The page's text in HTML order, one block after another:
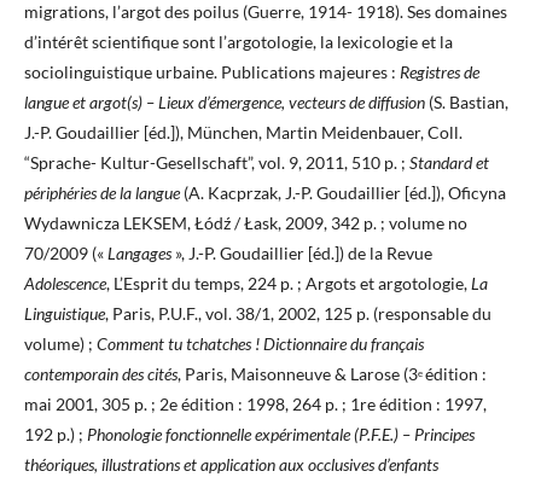
migrations, l’argot des poilus (Guerre, 1914- 1918). Ses domaines
d’intérêt scientifique sont l’argotologie, la lexicologie et la
sociolinguistique urbaine. Publications majeures : Registres de
langue et argot(s) – Lieux d’émergence, vecteurs de diffusion (S. Bastian,
J.-P. Goudaillier [éd.]), München, Martin Meidenbauer, Coll.
“Sprache- Kultur-Gesellschaft”, vol. 9, 2011, 510 p. ; Standard et
périphéries de la langue(A. Kacprzak, J.-P. Goudaillier [éd.]), Oficyna
Wydawnicza LEKSEM, Łódź / Łask, 2009, 342 p. ; volume no
70/2009 («Langages », J.-P. Goudaillier [éd.]) de la Revue
Adolescence, L’Esprit du temps, 224 p. ; Argots et argotologie,La
Linguistique, Paris, P.U.F., vol. 38/1, 2002, 125 p. (responsable du
volume) ; Comment tu tchatches ! Dictionnaire du français
contemporain des cités, Paris, Maisonneuve & Larose (3e édition :
mai 2001, 305 p. ; 2e édition : 1998, 264 p. ; 1re édition : 1997,
192 p.) ; Phonologie fonctionnelle expérimentale (P.F.E.) – Principes
théoriques, illustrations et application aux occlusives d’enfants